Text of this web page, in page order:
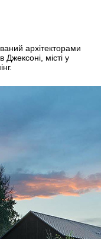
архітекторами
місті у